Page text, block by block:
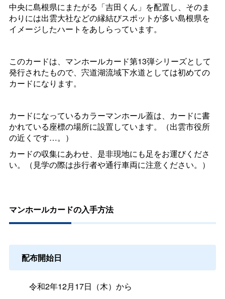
中央に島根県にまたがる「吉田くん」を配置し、そのま
わりには出雲大社などの縁結びスポットが多い島根県を
イメージしたハートをあしらっています。
このカードは、マンホールカード第13弾シリーズとして
発行されたもので、宍道湖流域下水道としては初めての
カードになります。
カードになっているカラーマンホール蓋は、カードに書
かれている座標の場所に設置しています。（出雲市役所
の近くです…。）
カードの収集にあわせ、是非現地にも足をお運びくださ
い。（見学の際は歩行者や通行車両に注意ください。）
マンホールカードの入手方法
配布開始日
令和2年12月17日（木）から